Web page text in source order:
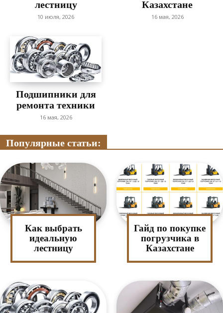
лестницу
10 июля, 2026
Казахстане
16 мая, 2026
Подшипники для
ремонта техники
16 мая, 2026
Популярные статьи:
Как выбрать
идеальную
лестницу
Гайд по покупке
погрузчика в
Казахстане